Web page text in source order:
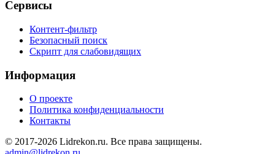
Сервисы
Контент-фильтр
Безопасный поиск
Скрипт для слабовидящих
Информация
О проекте
Политика конфиденциальности
Контакты
© 2017-2026 Lidrekon.ru. Все права защищены.